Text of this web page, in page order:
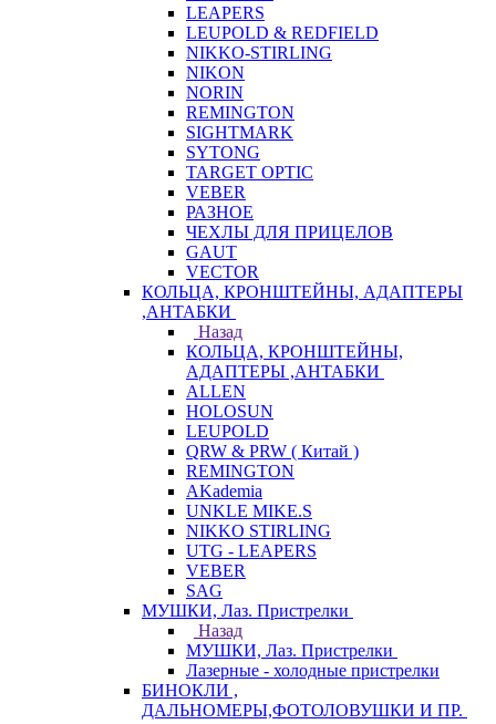
LEAPERS
LEUPOLD & REDFIELD
NIKKO-STIRLING
NIKON
NORIN
REMINGTON
SIGHTMARK
SYTONG
TARGET OPTIC
VEBER
РАЗНОЕ
ЧЕХЛЫ ДЛЯ ПРИЦЕЛОВ
GAUT
VECTOR
КОЛЬЦА, КРОНШТЕЙНЫ, АДАПТЕРЫ
,АНТАБКИ
Назад
КОЛЬЦА, КРОНШТЕЙНЫ,
АДАПТЕРЫ ,АНТАБКИ
ALLEN
HOLOSUN
LEUPOLD
QRW & PRW ( Китай )
REMINGTON
AKademia
UNKLE MIKE.S
NIKKO STIRLING
UTG - LEAPERS
VEBER
SAG
МУШКИ, Лаз. Пристрелки
Назад
МУШКИ, Лаз. Пристрелки
Лазерные - холодные пристрелки
БИНОКЛИ ,
ДАЛЬНОМЕРЫ,ФОТОЛОВУШКИ И ПР.